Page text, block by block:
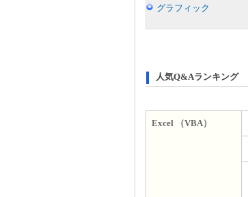
グラフィック
人気Q&Aランキング
Excel （VBA）